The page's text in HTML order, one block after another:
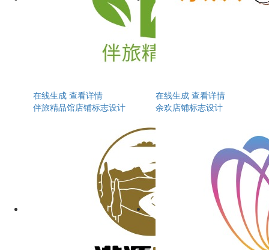
在线生成 查看详情
伴旅精品馆店铺标志设计
在线生成 查看详情
余欢店铺标志设计